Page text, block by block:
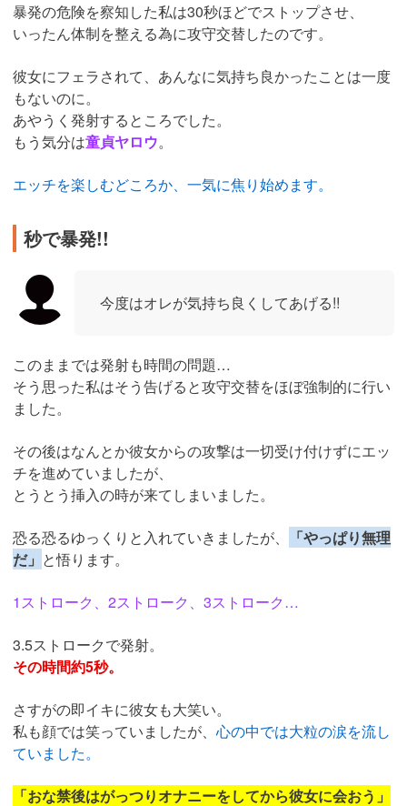
暴発の危険を察知した私は30秒ほどでストップさせ、
いったん体制を整える為に攻守交替したのです。
彼女にフェラされて、あんなに気持ち良かったことは一度
もないのに。
あやうく発射するところでした。
もう気分は童貞ヤロウ。
エッチを楽しむどころか、一気に焦り始めます。
秒で暴発!!
今度はオレが気持ち良くしてあげる!!
このままでは発射も時間の問題…
そう思った私はそう告げると攻守交替をほぼ強制的に行い
ました。
その後はなんとか彼女からの攻撃は一切受け付けずにエッ
チを進めていましたが、
とうとう挿入の時が来てしまいました。
恐る恐るゆっくりと入れていきましたが、
「やっぱり無理
だ」 と悟ります。
1ストローク、2ストローク、3ストローク…
3.5ストロークで発射。
その時間約5秒。
さすがの即イキに彼女も大笑い。
私も顔では笑っていましたが、 心の中では大粒の涙を流し
ていました。
「おな禁後はがっつりオナニーをしてから彼女に会おう」